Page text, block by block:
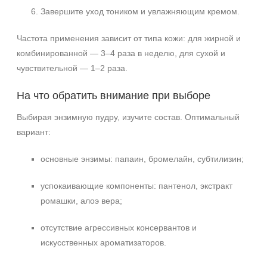
Завершите уход тоником и увлажняющим кремом.
Частота применения зависит от типа кожи: для жирной и
комбинированной — 3–4 раза в неделю, для сухой и
чувствительной — 1–2 раза.
На что обратить внимание при выборе
Выбирая энзимную пудру, изучите состав. Оптимальный
вариант:
основные энзимы: папаин, бромелайн, субтилизин;
успокаивающие компоненты: пантенол, экстракт
ромашки, алоэ вера;
отсутствие агрессивных консервантов и
искусственных ароматизаторов.